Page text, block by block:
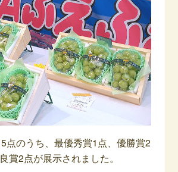
点のうち、最優秀賞1点、優勝賞2
賞2点が展示されました。